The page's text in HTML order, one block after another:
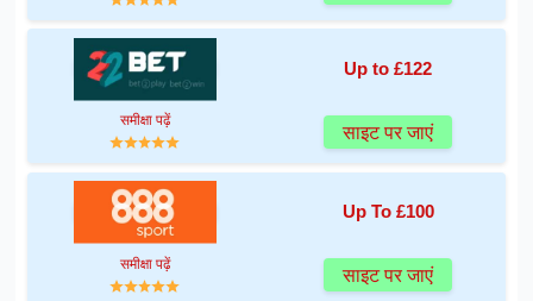
Up to £122
समीक्षा पढ़ें
साइट पर जाएं
Up To £100
समीक्षा पढ़ें
साइट पर जाएं